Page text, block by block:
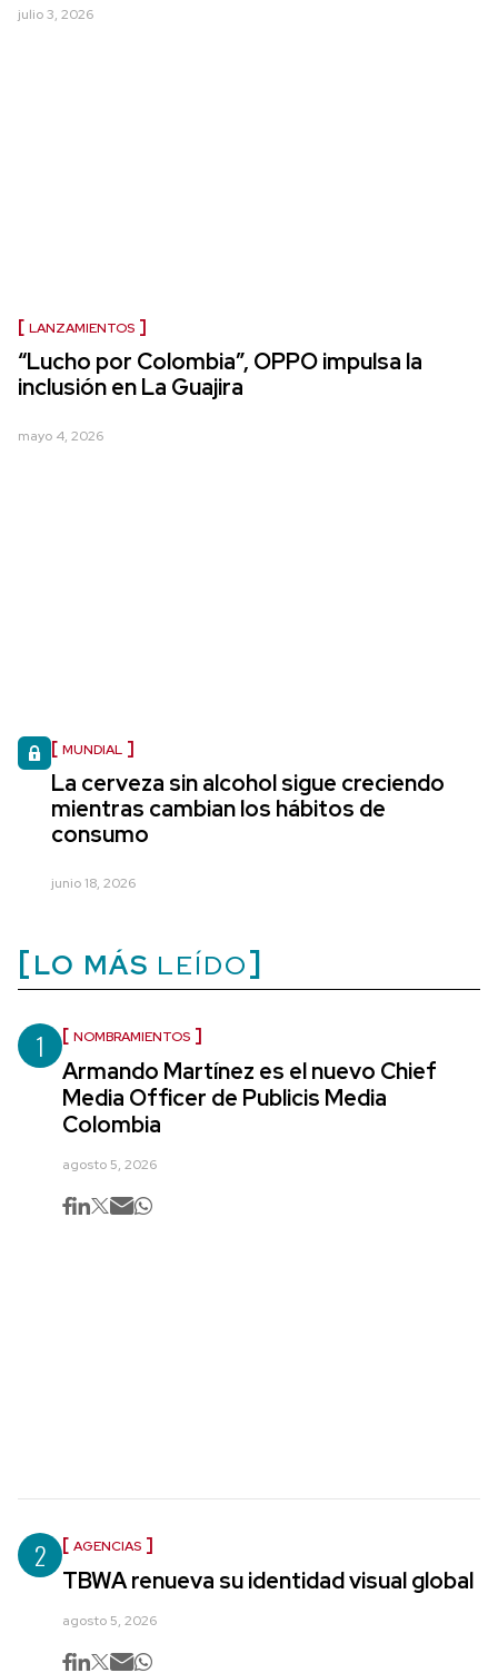
julio 3, 2026
LANZAMIENTOS
“Lucho por Colombia”, OPPO impulsa la
inclusión en La Guajira
mayo 4, 2026
MUNDIAL
La cerveza sin alcohol sigue creciendo
mientras cambian los hábitos de
consumo
junio 18, 2026
LO MÁS LEÍDO
1 NOMBRAMIENTOS
Armando Martínez es el nuevo Chief
Media Officer de Publicis Media
Colombia
agosto 5, 2026
2 AGENCIAS
TBWA renueva su identidad visual global
agosto 5, 2026